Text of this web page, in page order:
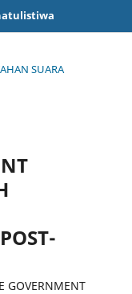
SUARA
GOVERNMENT